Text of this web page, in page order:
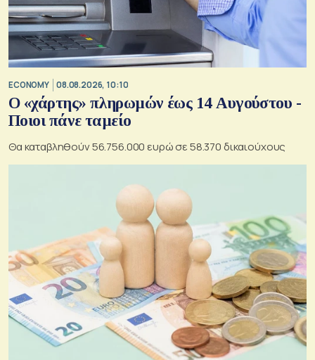
ECONOMY 08.08.2026, 10:10
Ο «χάρτης» πληρωμών έως 14 Αυγούστου -
Ποιοι πάνε ταμείο
Θα καταβληθούν 56.756.000 ευρώ σε 58.370 δικαιούχους